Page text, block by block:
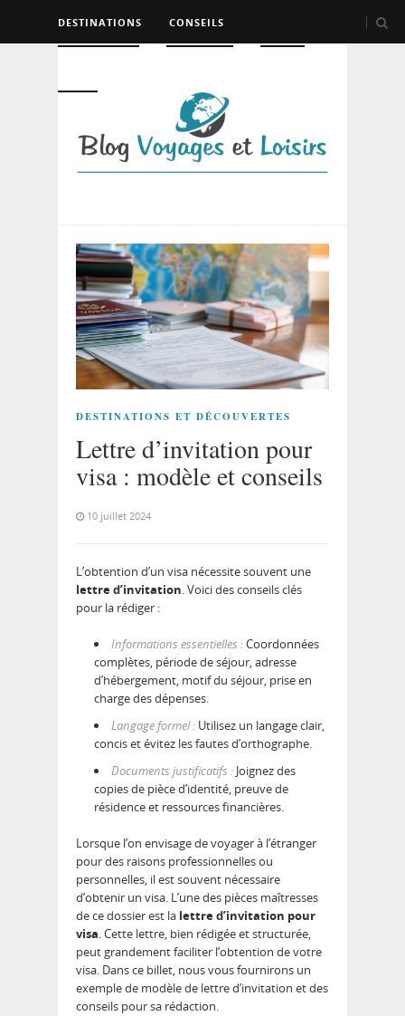
DESTINATIONS CONSEILS
DESTINATIONS ET DÉCOUVERTES
Lettre d’invitation pour
visa : modèle et conseils
10 juillet 2024
L’obtention d’un visa nécessite souvent une
lettre d’invitation. Voici des conseils clés
pour la rédiger :
Informations essentielles :Coordonnées
complètes, période de séjour, adresse
d’hébergement, motif du séjour, prise en
charge des dépenses.
Langage formel : Utilisez un langage clair,
concis et évitez les fautes d’orthographe.
Documents justificatifs : Joignez des
copies de pièce d’identité, preuve de
résidence et ressources financières.
Lorsque l’on envisage de voyager à l’étranger
pour des raisons professionnelles ou
personnelles, il est souvent nécessaire
d’obtenir un visa. L’une des pièces maîtresses
de ce dossier est la lettre d’invitation pour
visa. Cette lettre, bien rédigée et structurée,
peut grandement faciliter l’obtention de votre
visa. Dans ce billet, nous vous fournirons un
exemple de modèle de lettre d’invitation et des
conseils pour sa rédaction.